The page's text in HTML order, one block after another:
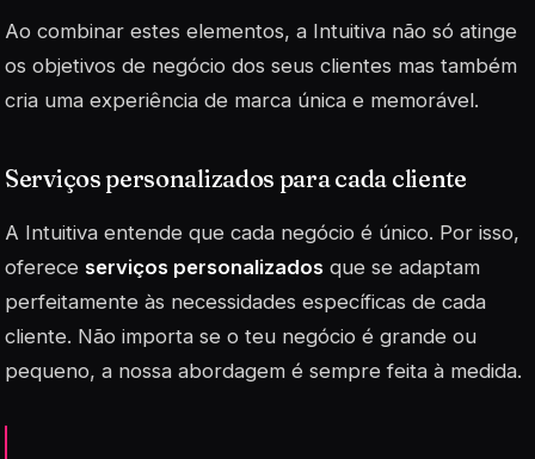
Ao combinar estes elementos, a Intuitiva não só atinge
os objetivos de negócio dos seus clientes mas também
cria uma experiência de marca única e memorável.
Serviços personalizados para cada cliente
A Intuitiva entende que cada negócio é único. Por isso,
oferece serviços personalizados que se adaptam
perfeitamente às necessidades específicas de cada
cliente. Não importa se o teu negócio é grande ou
pequeno, a nossa abordagem é sempre feita à medida.